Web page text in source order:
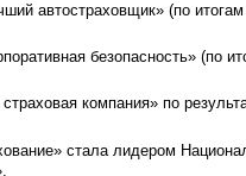
автостраховщик» (по
безопасность» (по
компания» по
стала лидером